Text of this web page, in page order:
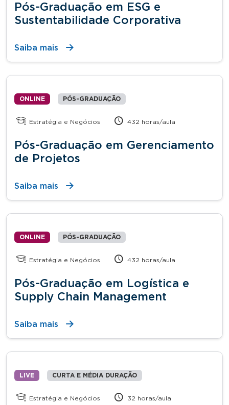
Pós-Graduação em ESG e
Sustentabilidade Corporativa
Saiba mais
ONLINE PÓS-GRADUAÇÃO
Estratégia e Negócios 432 horas/aula
Pós-Graduação em Gerenciamento
de Projetos
Saiba mais
ONLINE PÓS-GRADUAÇÃO
Estratégia e Negócios 432 horas/aula
Pós-Graduação em Logística e
Supply Chain Management
Saiba mais
LIVE CURTA E MÉDIA DURAÇÃO
Estratégia e Negócios 32 horas/aula